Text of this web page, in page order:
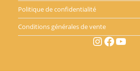
Politique de confidentialité
Conditions générales de vente
Instagram Facebook YouTube